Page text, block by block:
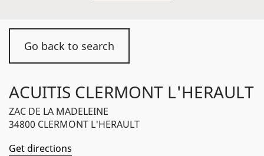
Go back to search
ACUITIS CLERMONT L'HERAULT
ZAC DE LA MADELEINE
34800 CLERMONT L'HERAULT
Get directions